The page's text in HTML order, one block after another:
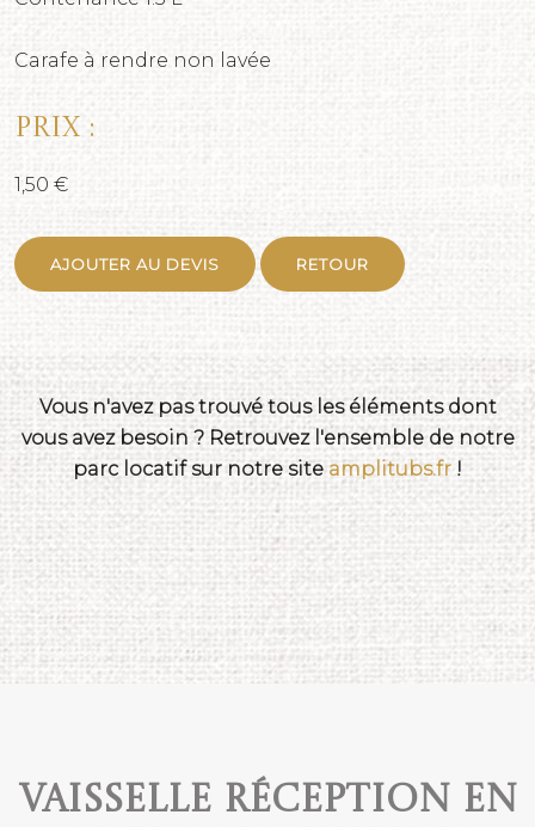
Carafe à rendre non lavée
Prix :
1,50 €
AJOUTER AU DEVIS RETOUR
Vous n'avez pas trouvé tous les éléments dont
vous avez besoin ? Retrouvez l'ensemble de notre
parc locatif sur notre site amplitubs.fr !
Vaisselle réception en